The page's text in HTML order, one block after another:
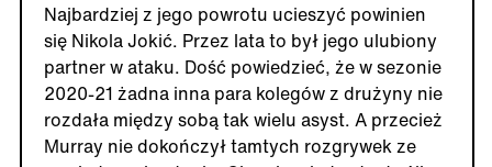
Najbardziej z jego powrotu ucieszyć powinien
się Nikola Jokić. Przez lata to był jego ulubiony
partner w ataku. Dość powiedzieć, że w sezonie
2020-21 żadna inna para kolegów z drużyny nie
rozdała między sobą tak wielu asyst. A przecież
Murray nie dokończył tamtych rozgrywek ze